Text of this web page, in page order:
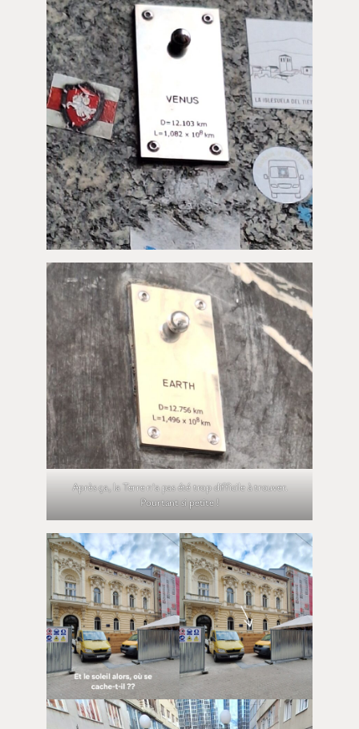
Après ça, la Terre n’a pas été trop difficile à trouver.
Pourtant si petite !